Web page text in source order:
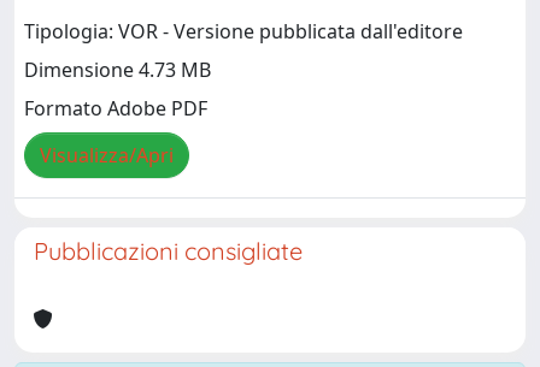
Tipologia: VOR - Versione pubblicata dall'editore
Dimensione 4.73 MB
Formato Adobe PDF
Visualizza/Apri
Pubblicazioni consigliate